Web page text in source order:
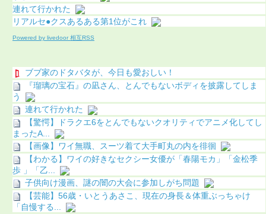
連れて行かれた
リアルセ●クスあるある第1位がこれ
Powered by livedoor 相互RSS
ブブ家のドタバタが、今日も愛おしい！
『瑠璃の宝石』の凪さん、とんでもないボディを披露してしま
う
連れて行かれた
【驚愕】ドラクエ6をとんでもないクオリティでアニメ化してし
まったA...
【画像】ワイ無職、スーツ着て大手町丸の内を徘徊
【わかる】ワイの好きなセクシー女優が「春陽モカ」「金松季
歩 」「乙...
子供向け漫画、謎の闇の大会に参加しがち問題
【芸能】56歳・いとうあさこ、現在の身長＆体重ぶっちゃけ
「自慢する...